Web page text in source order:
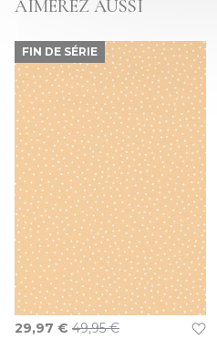
AIMEREZ AUSSI
FIN DE SÉRIE
Prix Spécial
29,97 € 49,95 €